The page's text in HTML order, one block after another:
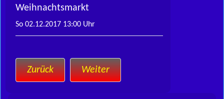
Weihnachtsmarkt
So 02.12.2017 13:00 Uhr
Zurück Weiter